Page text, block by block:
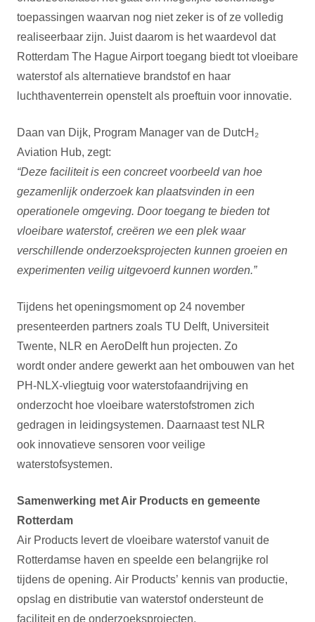
toepassingen waarvan nog niet zeker is of ze volledig
realiseerbaar zijn. Juist daarom is het waardevol dat
Rotterdam The Hague Airport toegang biedt tot vloeibare
waterstof als alternatieve brandstof en haar
luchthaventerrein openstelt als proeftuin voor innovatie.
Daan van Dijk, Program Manager van de DutcH₂
Aviation Hub, zegt:
“Deze faciliteit is een concreet voorbeeld van hoe
gezamenlijk onderzoek kan plaatsvinden in een
operationele omgeving. Door toegang te bieden tot
vloeibare waterstof, creëren we een plek waar
verschillende onderzoeksprojecten kunnen groeien en
experimenten veilig uitgevoerd kunnen worden.”
Tijdens het openingsmoment op 24 november
presenteerden partners zoals TU Delft, Universiteit
Twente, NLR en AeroDelft hun projecten. Zo
wordt onder andere gewerkt aan het ombouwen van het
PH-NLX-vliegtuig voor waterstofaandrijving en
onderzocht hoe vloeibare waterstofstromen zich
gedragen in leidingsystemen. Daarnaast test NLR
ook innovatieve sensoren voor veilige
waterstofsystemen.
Samenwerking met Air Products en gemeente
Rotterdam
Air Products levert de vloeibare waterstof vanuit de
Rotterdamse haven en speelde een belangrijke rol
tijdens de opening. Air Products’ kennis van productie,
opslag en distributie van waterstof ondersteunt de
faciliteit en de onderzoeksprojecten.